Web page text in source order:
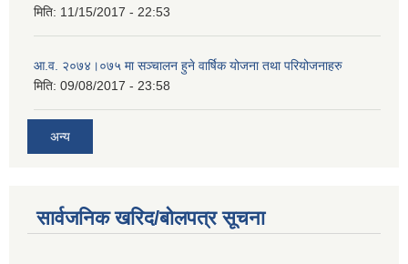
मिति: 11/15/2017 - 22:53
आ.व. २०७४।०७५ मा सञ्चालन हुने वार्षिक योजना तथा परियोजनाहरु
मिति: 09/08/2017 - 23:58
अन्य
सार्वजनिक खरिद/बोलपत्र सूचना